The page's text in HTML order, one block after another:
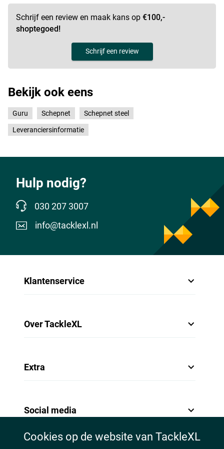
Schrijf een review en maak kans op €100,-
shoptegoed!
Schrijf een review
Bekijk ook eens
Guru Schepnet Schepnet steel
Leveranciersinformatie
Hulp nodig?
030 207 3007
info@tacklexl.nl
Klantenservice
Over TackleXL
Extra
Social media
Cookies op de website van TackleXL